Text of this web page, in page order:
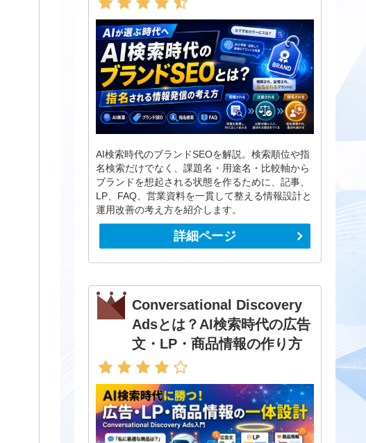
AI検索時代のブランドSEOを解説。検索順位や指
名検索だけでなく、課題名・用途名・比較軸から
ブランドを想起される状態を作るために、記事、
LP、FAQ、営業資料を一貫して整える情報設計と
運用改善の考え方を紹介します。
詳細ページ
Conversational Discovery
Adsとは？AI検索時代の広告
文・LP・商品情報の作り方